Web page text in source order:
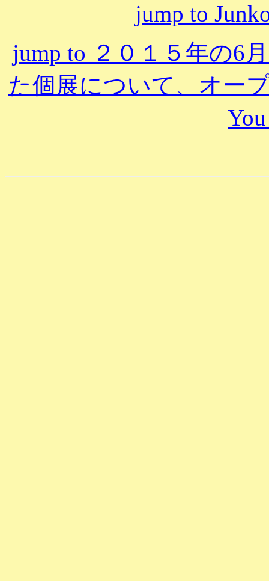
jump to
jump to ２０１５年の6
た個展について、オー